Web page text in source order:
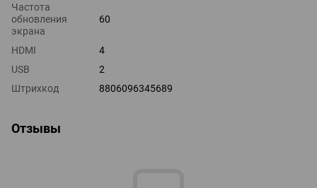
Частота
обновления
экрана
60
HDMI
4
USB
2
Штрихкод
8806096345689
Отзывы